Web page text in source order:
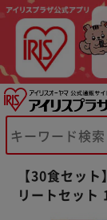
【30食セッ
リートセッ